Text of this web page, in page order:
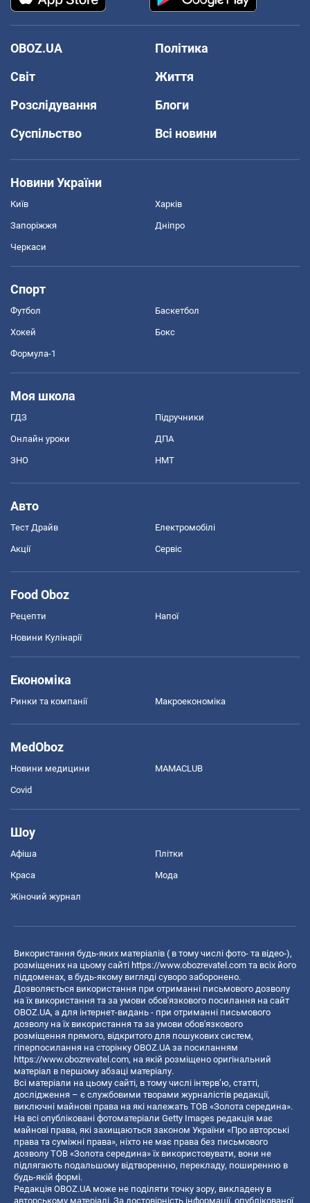
OBOZ.UA
Політика
Світ
Життя
Розслідування
Блоги
Суспільство
Всі новини
Новини України
Київ Харків
Запоріжжя Дніпро
Черкаси
Спорт
Футбол Баскетбол
Хокей Бокс
Формула-1
Моя школа
ГДЗ Підручники
Онлайн уроки ДПА
ЗНО НМТ
Авто
Тест Драйв Електромобілі
Акції Сервіс
Food Oboz
Рецепти Напої
Новини Кулінарії
Економіка
Ринки та компанії Макроекономіка
MedOboz
Новини медицини MAMACLUB
Covid
Шоу
Афіша Плітки
Краса Мода
Жіночий журнал
Використання будь-яких матеріалів ( в тому числі фото- та відео-),
розміщених на цьому сайті https://www.obozrevatel.com та всіх його
піддоменах, в будь-якому вигляді суворо заборонено.
Дозволяється використання при отриманні письмового дозволу
на їх використання та за умови обов'язкового посилання на сайт
OBOZ.UA, а для інтернет-видань - при отриманні письмового
дозволу на їх використання та за умови обов'язкового
розміщення прямого, відкритого для пошукових систем,
гіперпосилання на сторінку OBOZ.UA за посиланням
https://www.obozrevatel.com, на якій розміщено оригінальний
матеріал в першому абзаці матеріалу.
Всі матеріали на цьому сайті, в тому числі інтерв’ю, статті,
дослідження – є службовими творами журналістів редакції,
виключні майнові права на які належать ТОВ «Золота середина».
На всі опубліковані фотоматеріали Getty Images редакція має
майнові права, які захищаються законом України «Про авторські
права та суміжні права», ніхто не має права без письмового
дозволу ТОВ «Золота середина» їх використовувати, вони не
підлягають подальшому відтворенню, перекладу, поширенню в
будь-якій формі.
Редакція OBOZ.UA може не поділяти точку зору, викладену в
авторському матеріалі. За достовірність інформації, опублікованої